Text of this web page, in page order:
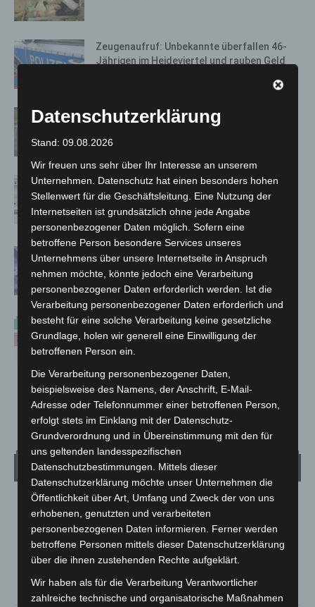
Zeugenaufruf: Unbekannte überfallen 46-
Jährigen im Heideviertel und rauben Geld
Donnerstag: Zahlreiche städtische
Einrichtungen von Streik betroffen
14. Oktober 2020
Hundenasen im Corona-Test –
Gesundheitsministerin besucht
Modellprojekt
14. Oktober 2020
Oktopus „Otto“ bezieht sein neues Zuhause
14. Oktober 2020
Jugendtreff Engelbostel-Schulenburg
erhält sechsfarbige Fassade
14. Oktober 2020
693 694
Wetter
LANGENHAGEN
Klarer Himmel
20.3° 21.1°
20.1°
Datenschutzerklärung
Stand: 09.08.2026
Wir freuen uns sehr über Ihr Interesse an unserem
Unternehmen. Datenschutz hat einen besonders hohen
Stellenwert für die Geschäftsleitung. Eine Nutzung der
Internetseiten ist grundsätzlich ohne jede Angabe
personenbezogener Daten möglich. Sofern eine
betroffene Person besondere Services unseres
Unternehmens über unsere Internetseite in Anspruch
nehmen möchte, könnte jedoch eine Verarbeitung
personenbezogener Daten erforderlich werden. Ist die
Verarbeitung personenbezogener Daten erforderlich und
besteht für eine solche Verarbeitung keine gesetzliche
Grundlage, holen wir generell eine Einwilligung der
betroffenen Person ein.
Die Verarbeitung personenbezogener Daten,
beispielsweise des Namens, der Anschrift, E-Mail-
Adresse oder Telefonnummer einer betroffenen Person,
erfolgt stets im Einklang mit der Datenschutz-
Grundverordnung und in Übereinstimmung mit den für
uns geltenden landesspezifischen
Datenschutzbestimmungen. Mittels dieser
Datenschutzerklärung möchte unser Unternehmen die
Öffentlichkeit über Art, Umfang und Zweck der von uns
erhobenen, genutzten und verarbeiteten
personenbezogenen Daten informieren. Ferner werden
betroffene Personen mittels dieser Datenschutzerklärung
über die ihnen zustehenden Rechte aufgeklärt.
Wir haben als für die Verarbeitung Verantwortlicher
zahlreiche technische und organisatorische Maßnahmen